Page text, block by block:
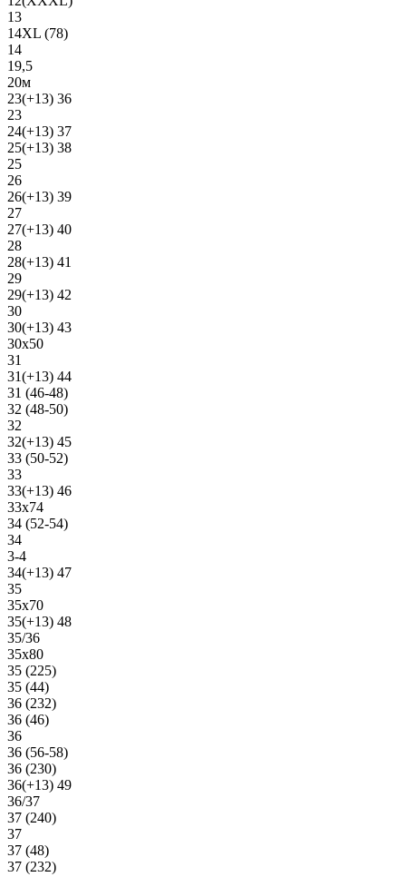
13
14XL (78)
14
19,5
20м
23(+13) 36
23
24(+13) 37
25(+13) 38
25
26
26(+13) 39
27
27(+13) 40
28
28(+13) 41
29
29(+13) 42
30
30(+13) 43
30х50
31
31(+13) 44
31 (46-48)
32 (48-50)
32
32(+13) 45
33 (50-52)
33
33(+13) 46
33х74
34 (52-54)
34
3-4
34(+13) 47
35
35х70
35(+13) 48
35/36
35х80
35 (225)
35 (44)
36 (232)
36 (46)
36
36 (56-58)
36 (230)
36(+13) 49
36/37
37 (240)
37
37 (48)
37 (232)